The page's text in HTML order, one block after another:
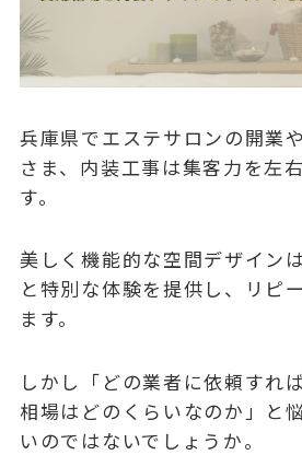
兵庫県でエステサロンの開業
さま、内装工事は集客力を左
す。
美しく機能的な空間デザイン
と特別な体験を提供し、リピ
ます。
しかし「どの業者に依頼すれ
相場はどのくらいなのか」と
いのではないでしょうか。